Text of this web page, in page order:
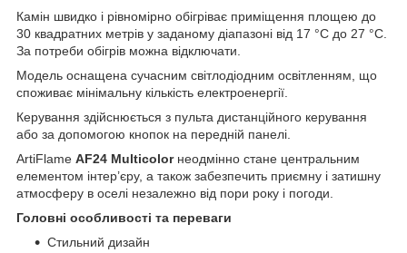
Камін швидко і рівномірно обігріває приміщення площею до
30 квадратних метрів у заданому діапазоні від 17 °C до 27 °C.
За потреби обігрів можна відключати.
Модель оснащена сучасним світлодіодним освітленням, що
споживає мінімальну кількість електроенергії.
Керування здійснюється з пульта дистанційного керування
або за допомогою кнопок на передній панелі.
ArtiFlame AF24 Multicolorнеодмінно стане центральним
елементом інтер’єру, а також забезпечить приємну і затишну
атмосферу в оселі незалежно від пори року і погоди.
Головні особливості та переваги
Стильний дизайн